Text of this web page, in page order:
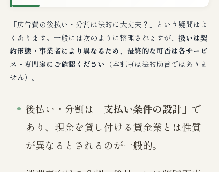
「広告費の後払い・分割は法的に大丈夫？」という疑問はよ
くあります。一般には次のように整理されますが、 扱いは契
約形態・事業者により異なるため、最終的な可否は各サービ
ス・専門家にご確認ください （本記事は法的助言ではありま
せん）。
後払い・分割は「支払い条件の設計 」で
あり、現金を貸し付ける貸金業とは性質
が異なるとされるのが一般的。